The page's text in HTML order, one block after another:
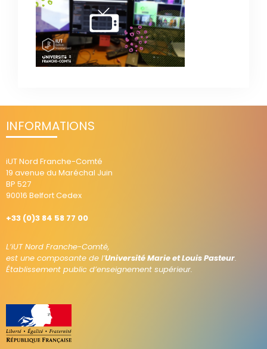
INFORMATIONS
iUT Nord Franche-Comté
19 avenue du Maréchal Juin
BP 527
90016 Belfort Cedex
+33 (0)3 84 58 77 00
L’iUT Nord Franche-Comté,
est une composante de l’Université Marie et Louis Pasteur.
Établissement public d’enseignement supérieur.